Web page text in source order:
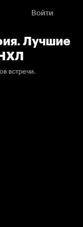
Войти
Лучшие
встречи.